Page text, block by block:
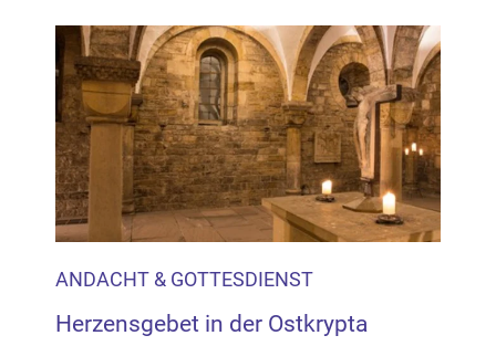
ANDACHT & GOTTESDIENST
Herzensgebet in der Ostkrypta